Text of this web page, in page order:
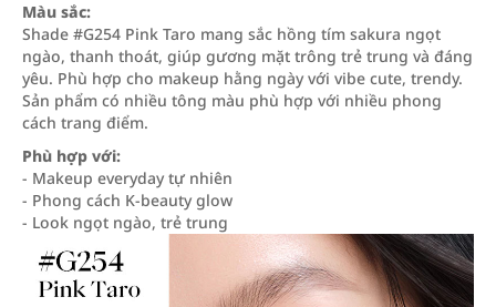
Màu sắc:
Shade #G254 Pink Taro mang sắc hồng tím sakura ngọt
ngào, thanh thoát, giúp gương mặt trông trẻ trung và đáng
yêu. Phù hợp cho makeup hằng ngày với vibe cute, trendy.
Sản phẩm có nhiều tông màu phù hợp với nhiều phong
cách trang điểm.
Phù hợp với:
- Makeup everyday tự nhiên
- Phong cách K-beauty glow
- Look ngọt ngào, trẻ trung